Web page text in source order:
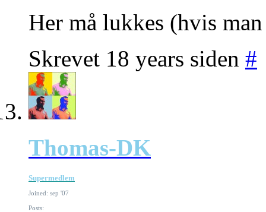
Her må lukkes (hvis
Skrevet 18 years siden #
Thomas-DK
Supermedlem
Joined: sep '07
Posts: